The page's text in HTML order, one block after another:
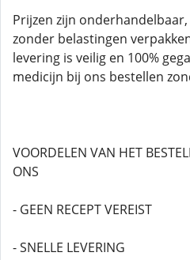
Prijzen zijn
zonder belastingen
levering is veilig en 100%
medicijn bij ons bestellen
VOORDELEN VAN HET
ONS
- GEEN RECEPT VEREIST
- SNELLE LEVERING